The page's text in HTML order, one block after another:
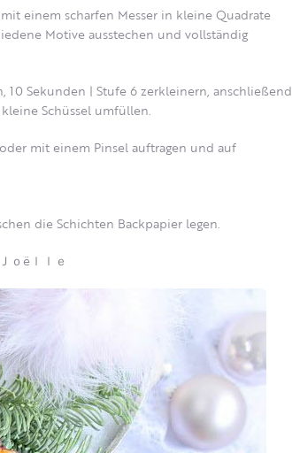
einem scharfen Messer in kleine Quadrate
Motive ausstechen und vollständig
Sekunden | Stufe 6 zerkleinern, anschließend
Schüssel umfüllen.
mit einem Pinsel auftragen und auf
die Schichten Backpapier legen.
ｏëｌｌｅ